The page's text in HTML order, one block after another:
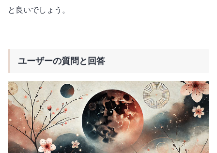
と良いでしょう。
ユーザーの質問と回答